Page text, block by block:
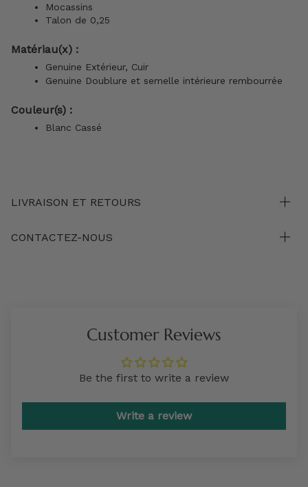
Mocassins
Talon de 0,25
Matériau(x) :
Genuine Extérieur, Cuir
Genuine Doublure et semelle intérieure rembourrée
Couleur(s) :
Blanc Cassé
LIVRAISON ET RETOURS
CONTACTEZ-NOUS
Customer Reviews
Be the first to write a review
Write a review